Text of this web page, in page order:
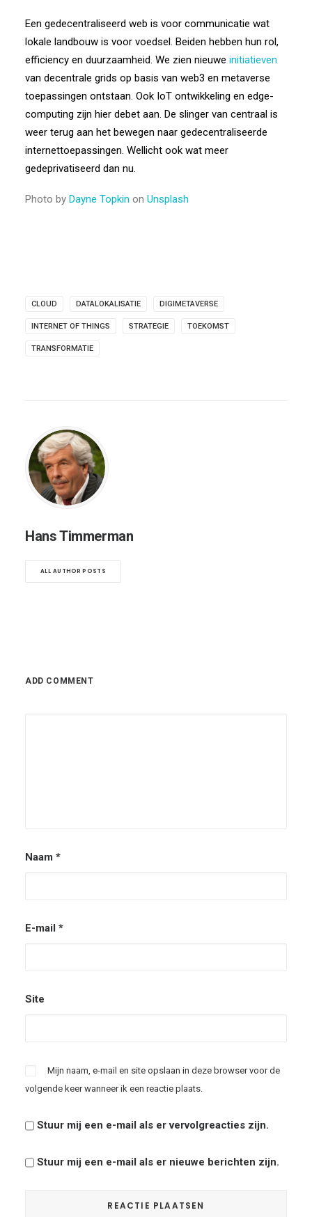
Een gedecentraliseerd web is voor communicatie wat
lokale landbouw is voor voedsel. Beiden hebben hun rol,
efficiency en duurzaamheid. We zien nieuwe initiatieven
van decentrale grids op basis van web3 en metaverse
toepassingen ontstaan. Ook IoT ontwikkeling en edge-
computing zijn hier debet aan. De slinger van centraal is
weer terug aan het bewegen naar gedecentraliseerde
internettoepassingen. Wellicht ook wat meer
gedeprivatiseerd dan nu.
Photo by Dayne Topkin on Unsplash
CLOUD DATALOKALISATIE DIGIMETAVERSE
INTERNET OF THINGS STRATEGIE TOEKOMST
TRANSFORMATIE
Hans Timmerman
ALL AUTHOR POSTS
ADD COMMENT
Naam *
E-mail *
Site
Mijn naam, e-mail en site opslaan in deze browser voor de
volgende keer wanneer ik een reactie plaats.
Stuur mij een e-mail als er vervolgreacties zijn.
Stuur mij een e-mail als er nieuwe berichten zijn.